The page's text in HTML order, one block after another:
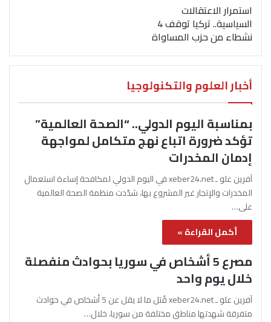
استمرار الاعتقالات
السياسية.. تركيا توقف 4
نشطاء من حزب المساواة
أخبار العلوم والتكنولوجيا
بمناسبة اليوم الدولي.. “الصحة العالمية”
تؤكد ضرورة اتباع نهج متكامل لمواجهة
إدمان المخدرات
آفرين علو ـ xeber24.net في اليوم الدولي لمكافحة إساءة استعمال
المخدرات والإتجار غير المشروع بها، شدّدت منظمة الصحة العالمية
على…
أكمل القراءة »
مصرع 5 أشخاص في سوريا بحوادث منفصلة
خلال يوم واحد
آفرين علو ـ xeber24.net قُتل ما لا يقل عن 5 أشخاص في حوادث
متفرقة شهدتها مناطق مختلفة من سوريا، خلال…